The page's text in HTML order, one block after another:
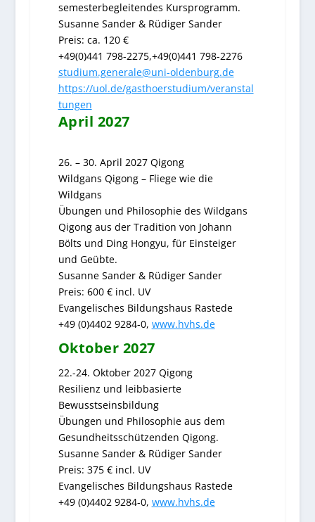
semesterbegleitendes Kursprogramm.
Susanne Sander & Rüdiger Sander
Preis: ca. 120 €
+49(0)441 798-2275,+49(0)441 798-2276
studium.generale@uni-oldenburg.de
https://uol.de/gasthoerstudium/veranstal
tungen
April 2027
26. – 30. April 2027 Qigong
Wildgans Qigong – Fliege wie die
Wildgans
Übungen und Philosophie des Wildgans
Qigong aus der Tradition von Johann
Bölts und Ding Hongyu, für Einsteiger
und Geübte.
Susanne Sander & Rüdiger Sander
Preis: 600 € incl. UV
Evangelisches Bildungshaus Rastede
+49 (0)4402 9284-0, www.hvhs.de
Oktober 2027
22.-24. Oktober 2027 Qigong
Resilienz und leibbasierte
Bewusstseinsbildung
Übungen und Philosophie aus dem
Gesundheitsschützenden Qigong.
Susanne Sander & Rüdiger Sander
Preis: 375 € incl. UV
Evangelisches Bildungshaus Rastede
+49 (0)4402 9284-0, www.hvhs.de